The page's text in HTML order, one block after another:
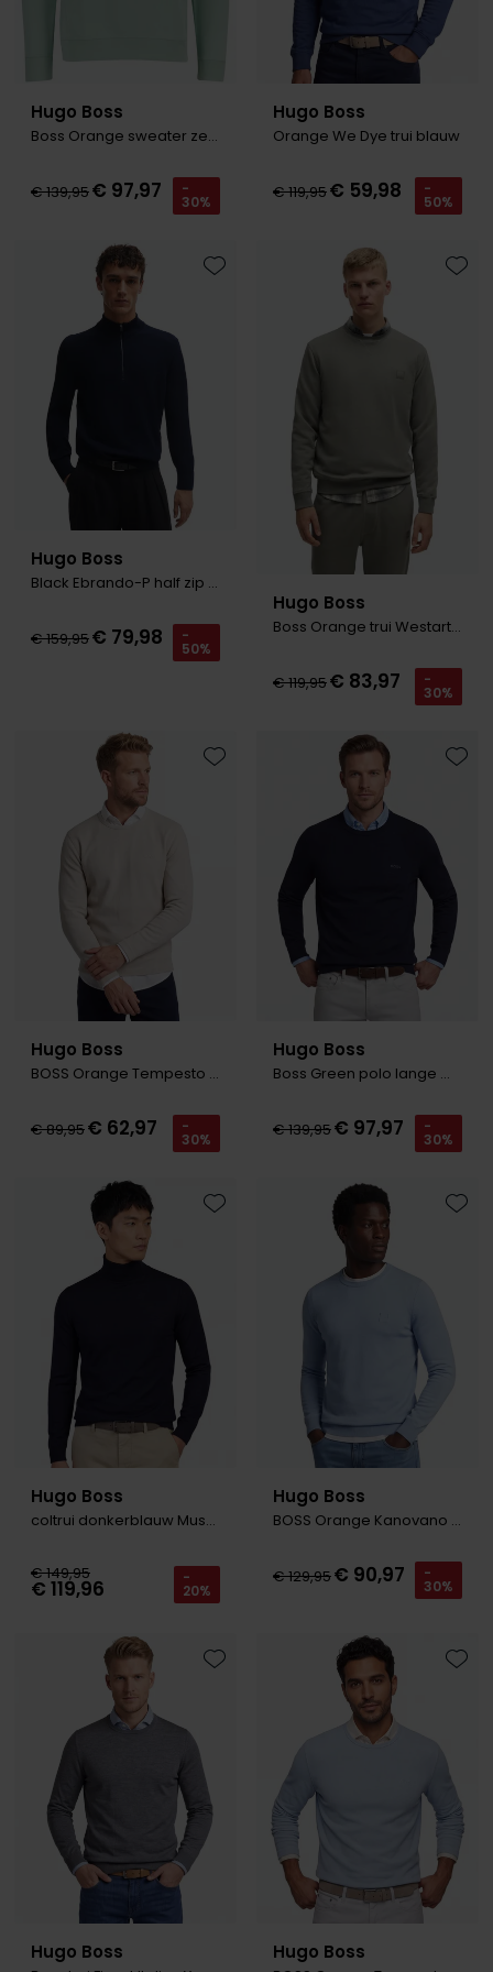
Hugo Boss
Boss Orange sweater zetrust blauw
€ 139,95€ 97,97 -
30%
Hugo Boss
Orange We Dye trui blauw
€ 119,95€ 59,98 -
50%
Hugo Boss
Black Ebrando-P half zip donkerblauw
€ 159,95€ 79,98 -
50%
Toevoegen aan favorieten
Hugo Boss
Boss Orange trui Westart groen effen normale fit ronde hals
€ 119,95€ 83,97 -
30%
Hugo Boss
BOSS Orange Tempesto trui beige structuur
€ 89,95€ 62,97 -
30%
Toevoegen aan favorieten
Hugo Boss
Boss Green polo lange mouw donkerblauw
€ 139,95€ 97,97 -
30%
Hugo Boss
coltrui donkerblauw Musso-P
€ 149,95
€ 119,96 -
20%
Toevoegen aan favorieten
Hugo Boss
BOSS Orange Kanovano S trui lichtblauw knit
€ 129,95€ 90,97 -
30%
Hugo Boss
Toevoegen aan favorieten
Hugo Boss